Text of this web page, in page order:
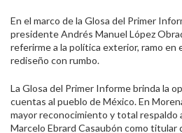
En el marco de la Glosa del Primer
presidente Andrés Manuel López
referirme a la política exterior, ramo en
rediseño con rumbo.
La Glosa del Primer Informe brinda la
cuentas al pueblo de México. En
mayor reconocimiento y total respaldo
Marcelo Ebrard Casaubón como titular